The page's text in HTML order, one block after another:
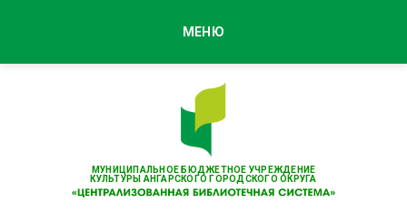
МУНИЦИПАЛЬНОЕ БЮДЖЕТНОЕ УЧРЕЖДЕНИЕ
КУЛЬТУРЫ АНГАРСКОГО ГОРОДСКОГО ОКРУГА
МЕНЮ